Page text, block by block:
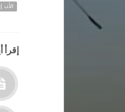
الأب
إقرأ